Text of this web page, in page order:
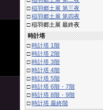
□稲羽郷土展 第三夜
□稲羽郷土展 第四夜
□稲羽郷土展 最終夜
時計塔
□時計塔 1階
□時計塔 2階
□時計塔 3階
□時計塔 4階
□時計塔 5階
□時計塔 6階・7階
□時計塔 8階・9階
□時計塔 最終階